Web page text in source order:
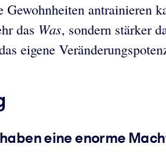
antrainieren
das Was, sondern stärker
eigene
eine enorme